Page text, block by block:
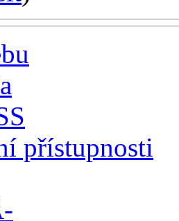
přístupnosti